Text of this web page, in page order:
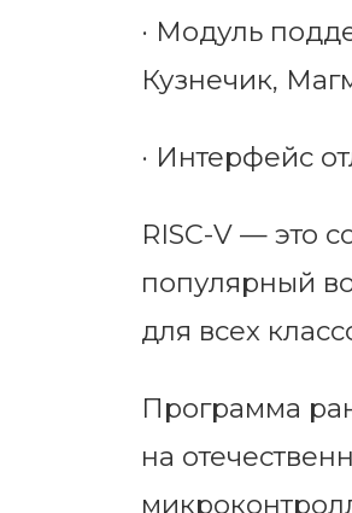
· Модуль
Кузнечик,
· Интерфейс
RISC-V — это
популярный
для всех
Программа
на